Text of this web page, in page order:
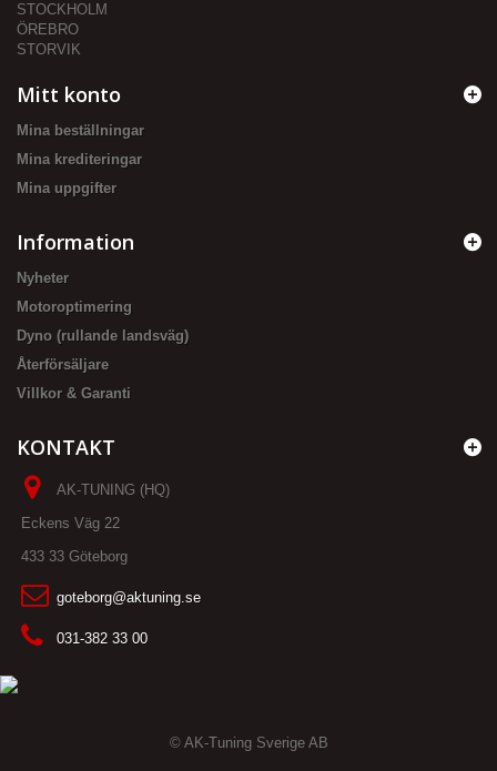
STOCKHOLM
ÖREBRO
STORVIK
Mitt konto
Mina beställningar
Mina krediteringar
Mina uppgifter
Information
Nyheter
Motoroptimering
Dyno (rullande landsväg)
Återförsäljare
Villkor & Garanti
KONTAKT
AK-TUNING (HQ)
Eckens Väg 22
433 33 Göteborg
goteborg@aktuning.se
031-382 33 00
© AK-Tuning Sverige AB